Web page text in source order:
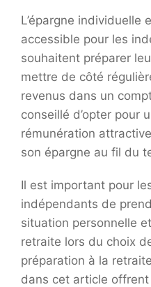
L’épargne individuelle
accessible pour les
souhaitent préparer
mettre de côté
revenus dans un
conseillé d’opter pour
rémunération
son épargne au fil du
Il est important pour
indépendants de
situation personnelle
retraite lors du choix
préparation à la
dans cet article